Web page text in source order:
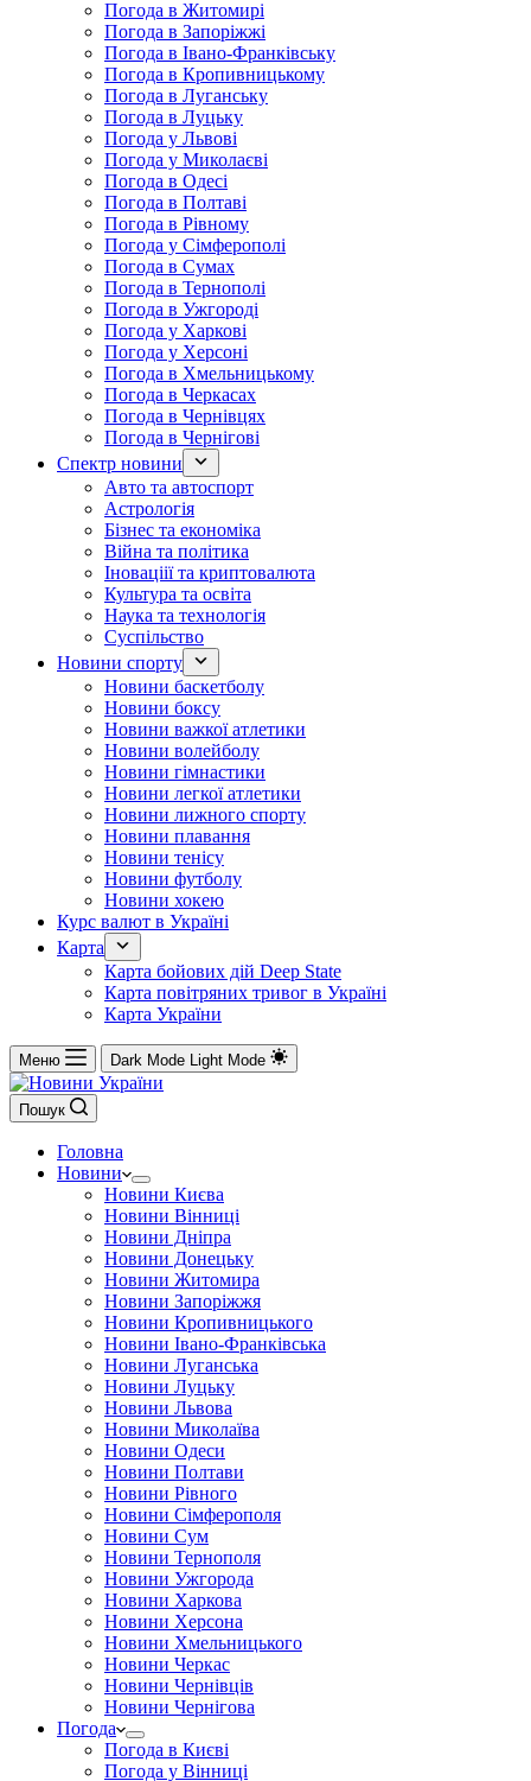
Погода в Житомирі
Погода в Запоріжжі
Погода в Івано-Франківську
Погода в Кропивницькому
Погода в Луганську
Погода в Луцьку
Погода у Львові
Погода у Миколаєві
Погода в Одесі
Погода в Полтаві
Погода в Рівному
Погода у Сімферополі
Погода в Сумах
Погода в Тернополі
Погода в Ужгороді
Погода у Харкові
Погода у Херсоні
Погода в Хмельницькому
Погода в Черкасах
Погода в Чернівцях
Погода в Чернігові
Спектр новини
Авто та автоспорт
Астрологія
Бізнес та економіка
Війна та політика
Іноваціії та криптовалюта
Культура та освіта
Наука та технологія
Суспільство
Новини спорту
Новини баскетболу
Новини боксу
Новини важкої атлетики
Новини волейболу
Новини гімнастики
Новини легкої атлетики
Новини лижного спорту
Новини плавання
Новини тенісу
Новини футболу
Новини хокею
Курс валют в Україні
Карта
Карта бойових дій Deep State
Карта повітряних тривог в Україні
Карта України
Меню Dark Mode Light Mode
Пошук
Головна
Новини
Новини Києва
Новини Вінниці
Новини Дніпра
Новини Донецьку
Новини Житомира
Новини Запоріжжя
Новини Кропивницького
Новини Івано-Франківська
Новини Луганська
Новини Луцьку
Новини Львова
Новини Миколаїва
Новини Одеси
Новини Полтави
Новини Рівного
Новини Сімферополя
Новини Сум
Новини Тернополя
Новини Ужгорода
Новини Харкова
Новини Херсона
Новини Хмельницького
Новини Черкас
Новини Чернівців
Новини Чернігова
Погода
Погода в Києві
Погода у Вінниці